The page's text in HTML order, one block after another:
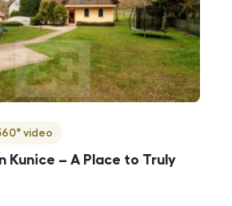
Kunice – A Place to Truly
video